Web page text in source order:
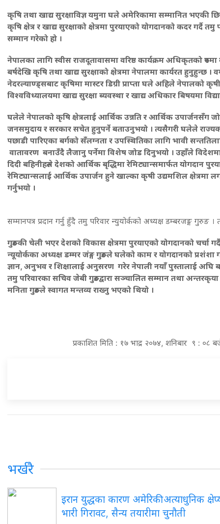
कृषि तथा खाद्य सुरक्षाविज्ञ यमुना घले अमेरिकामा सम्मानित भएकी
कृषि क्षेत्र र खाद्य सुरक्षाको क्षेत्रमा पुरयाएको योगदानको कदर गर्दै तमु
सम्मान गरेको हो ।
नेपालका लागि स्वीस राजदूतावासमा वरिष्ठ कार्यक्रम अधिकृतको
बर्षदेखि कृषि तथा खाद्य सुरक्षाको क्षेत्रमा नेपालमा कार्यरत हुनुहुन्छ ।
नेदरल्याण्ड्सबाट कृषिमा मास्टर डिग्री प्राप्ता घले अहिले नेपालको
विश्वविध्यालयमा खाद्य सुरक्षा ब्यवस्था र खाद्य अधिकार बिषयमा
घलेले नेपालको कृषि क्षेत्रलाई आर्थिक उन्नति र आर्थिक उपार्जनसँग
जनसमुदाय र सरकार सचेत हुनुपर्ने बताउनुभयो । त्यसैगरी घलेले
पछाडी पारिएका बर्गको सँलग्नता र उपस्थितिका लागि भावी
वातावरण बनाउँदै लैजानु पर्नेमा विशेष जोड दिनुभयो । उहाँले
दिदी बहिनीहरुले देशको आर्थिक बृद्धिमा रेमिट्यान्समार्फत योगदान
रेमिट्यान्सलाई आर्थिक उपार्जन हुने खाल्का कृषी उद्यमशिल क्षेत्रमा
गर्नुभयो ।
सम्मानपत्र प्रदान गर्नु हुँदै तमु परिवार न्युयोर्कको अध्यक्ष डम्बरजङ्ग गुरुङ
गुरुङकी चेली भएर देशको विकास क्षेत्रमा पुरयाएको योगदानको चर्चा
न्यूयोर्कका अध्यक्ष डम्मर जंङ्ग गुरुङले घलेको काम र योगदानको प्रशंशा
ज्ञान, अनुभव र शिक्षालाई अनुसरण गरेर नेपाली नयाँ पुस्तालाई अघि
तमु परिवारका सचिव जेबी गुरुङद्वारा सञ्चालित सम्मान तथा अन्तरकृया
मनिता गुरुङले स्वागत मन्तव्य राख्नु भएको थियो ।
प्रकाशित मिति : १७ भाद्र २०७४, शनिबार ९ : ०८
भर्खरै
इरान युद्धका कारण अमेरिकी अत्याधुनिक
भारी गिरावट, सैन्य तयारीमा चुनौती